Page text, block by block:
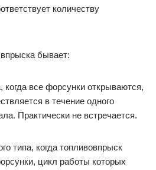
количеству
бывает:
все форсунки открываются,
в течение одного
Практически не встречается.
типа, когда топливовпрыск
цикл работы которых